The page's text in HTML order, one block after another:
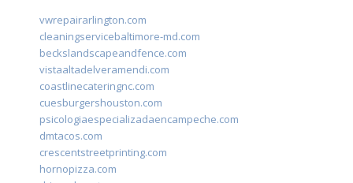
vwrepairarlington.com
cleaningservicebaltimore-md.com
beckslandscapeandfence.com
vistaaltadelveramendi.com
coastlinecateringnc.com
cuesburgershouston.com
psicologiaespecializadaencampeche.com
dmtacos.com
crescentstreetprinting.com
hornopizza.com